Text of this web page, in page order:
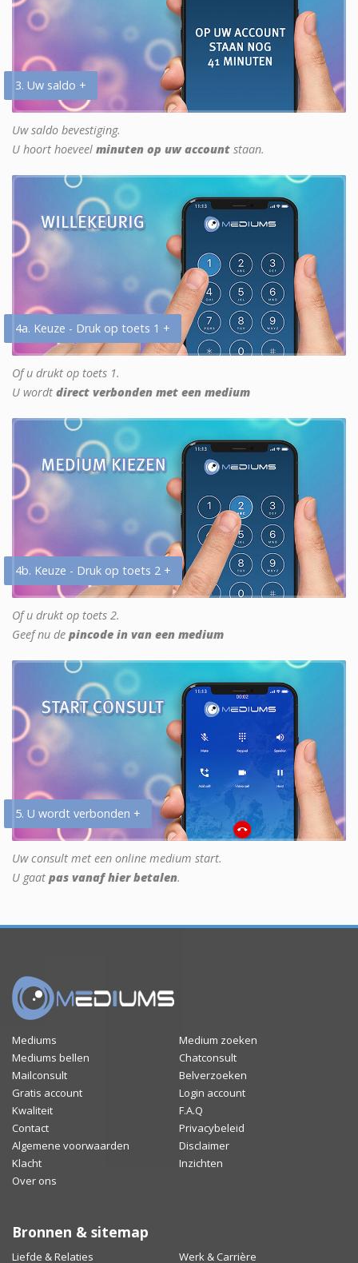
3. Uw saldo +
Uw saldo bevestiging.
U hoort hoeveel minuten op uw account staan.
4a. Keuze - Druk op toets 1 +
Of u drukt op toets 1.
U wordt direct verbonden met een medium
4b. Keuze - Druk op toets 2 +
Of u drukt op toets 2.
Geef nu de pincode in van een medium
5. U wordt verbonden +
Uw consult met een online medium start.
U gaat pas vanaf hier betalen.
Mediums
Medium zoeken
Mediums bellen
Chatconsult
Mailconsult
Belverzoeken
Gratis account
Login account
Kwaliteit
F.A.Q
Contact
Privacybeleid
Algemene voorwaarden
Disclaimer
Klacht
Inzichten
Over ons
Bronnen & sitemap
Liefde & Relaties Werk & Carrière